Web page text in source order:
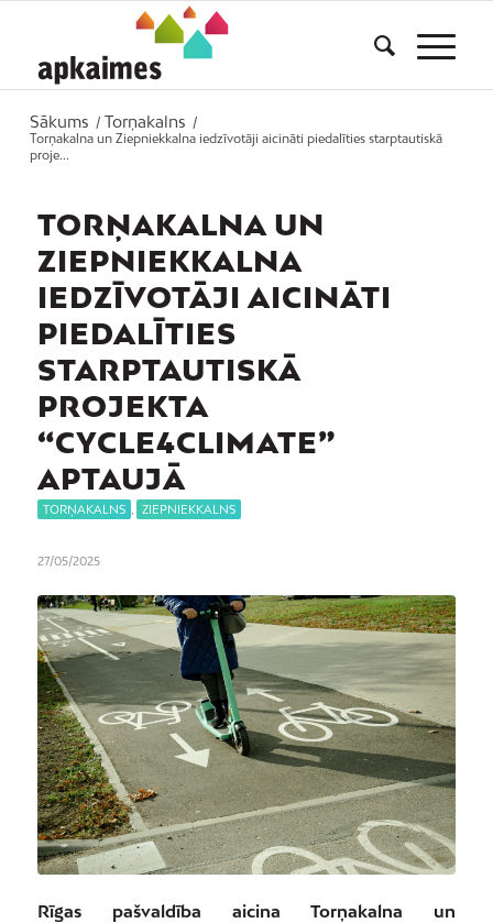
Sākums / Torņakalns
/
Torņakalna un Ziepniekkalna iedzīvotāji aicināti piedalīties starptautiskā
proje...
TORŅAKALNA UN
ZIEPNIEKKALNA
IEDZĪVOTĀJI AICINĀTI
PIEDALĪTIES
STARPTAUTISKĀ
PROJEKTA
“CYCLE4CLIMATE”
APTAUJĀ
TORŅAKALNS ZIEPNIEKKALNS
27/05/2025
Rīgas pašvaldība aicina Torņakalna un